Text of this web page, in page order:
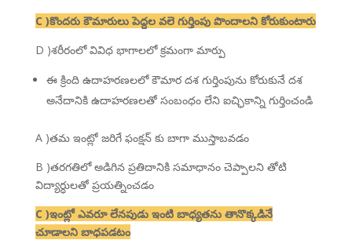
C )కొందరు కౌమారులు పెద్దల వలె గుర్తింపు పొందాలని కోరుకుంటారు
D )శరీరంలో వివిధ భాగాలలో క్రమంగా మార్పు
ఈ క్రింది ఉదాహరణలలో కౌమార దశ గుర్తింపును కోరుకునే దశ
అనేదానికి ఉదాహరణలతో సంబంధం లేని ఐచ్ఛికాన్ని గుర్తించండి
A )తమ ఇంట్లో జరిగే ఫంక్షన్ కు బాగా ముస్తాబవడం
B )తరగతిలో అడిగిన ప్రతిదానికి సమాధానం చెప్పాలని తోటి
విద్యార్ధులతో ప్రయత్నించడం
C )ఇంట్లో ఎవరూ లేనపుడు ఇంటి బాధ్యతను తానొక్కడినే
చూడాలని బాధపడటం